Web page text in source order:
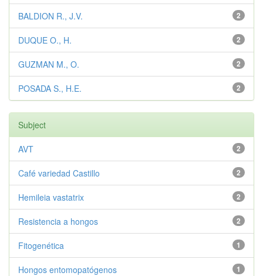
2
BALDION R., J.V.
2
DUQUE O., H.
2
GUZMAN M., O.
2
POSADA S., H.E.
Subject
2
AVT
2
Café variedad Castillo
2
Hemileia vastatrix
2
Resistencia a hongos
1
Fitogenética
1
Hongos entomopatógenos